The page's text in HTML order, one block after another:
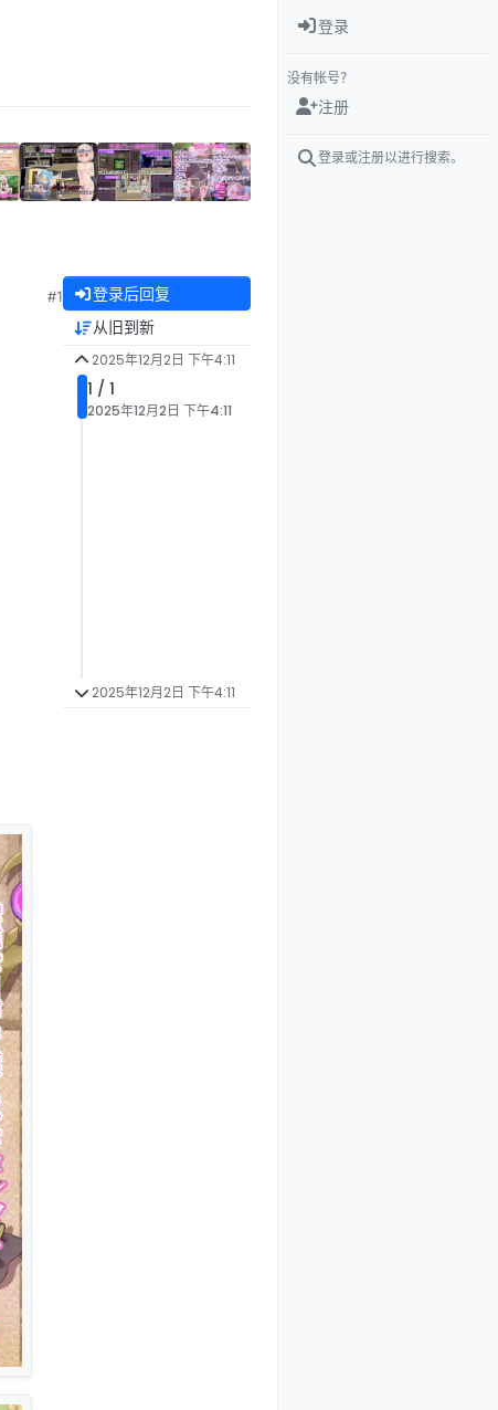
#1 登录后回复
从旧到新
2025年12月2日 下午4:11
1 / 1
2025年12月2日 下午4:11
2025年12月2日 下午4:11
登录
没有帐号？
注册
登录或注册以进行搜索。